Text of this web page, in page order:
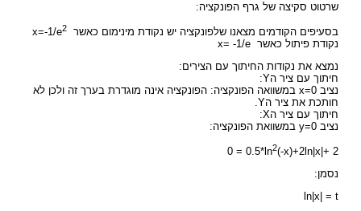
שרטוט סקיצה של גרף הפונקציה:
בסעיפים הקודמים מצאנו שלפונקציה יש נקודת מינימום כאשר x=-1/e 2
נקודת פיתול כאשר x= -1/e
נמצא את נקודות החיתוך עם הצירים:
חיתוך עם ציר הY:
נציב x=0 במשוואה הפונקציה: הפונקציה אינה מוגדרת בערך זה ולכן לא
חותכת את ציר הY.
חיתוך עם ציר הX:
נציב y=0 במשוואת הפונקציה:
0 = 0.5*ln2(-x)+2ln|x|+ 2
נסמן:
ln|x| = t